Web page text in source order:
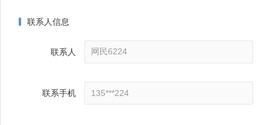
联系人信息
联系人
联系手机